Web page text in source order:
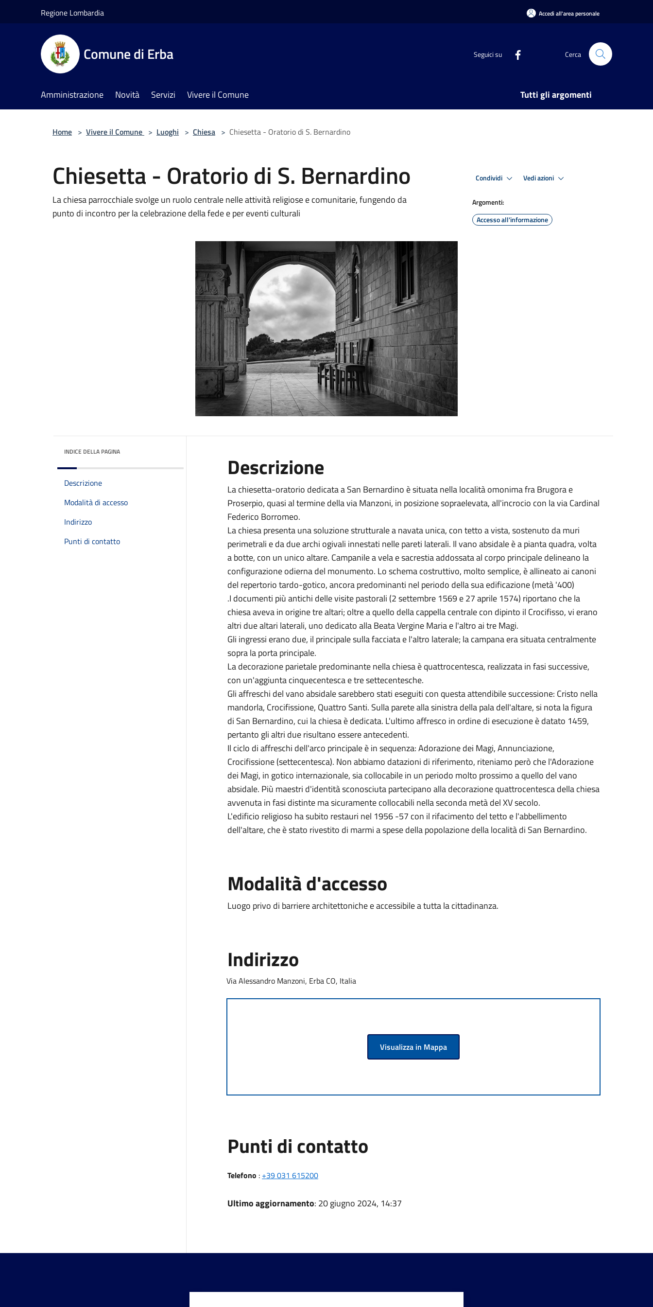
Regione Lombardia Accedi all'area personale
Comune di Erba Seguici su Cerca
Amministrazione Novità Servizi Vivere il Comune Tutti gli argomenti
Home > Vivere il Comune > Luoghi > Chiesa > Chiesetta - Oratorio di S. Bernardino
Chiesetta - Oratorio di S. Bernardino
La chiesa parrocchiale svolge un ruolo centrale nelle attività religiose e comunitarie, fungendo da
punto di incontro per la celebrazione della fede e per eventi culturali
Condividi Vedi azioni
Argomenti:
Accesso all'informazione
INDICE DELLA PAGINA
Descrizione
Modalità di accesso
Indirizzo
Punti di contatto
Descrizione
La chiesetta-oratorio dedicata a San Bernardino è situata nella località omonima fra Brugora e
Proserpio, quasi al termine della via Manzoni, in posizione sopraelevata, all'incrocio con la via Cardinal
Federico Borromeo.
La chiesa presenta una soluzione strutturale a navata unica, con tetto a vista, sostenuto da muri
perimetrali e da due archi ogivali innestati nelle pareti laterali. Il vano absidale è a pianta quadra, volta
a botte, con un unico altare. Campanile a vela e sacrestia addossata al corpo principale delineano la
configurazione odierna del monumento. Lo schema costruttivo, molto semplice, è allineato ai canoni
del repertorio tardo-gotico, ancora predominanti nel periodo della sua edificazione (metà '400)
.I documenti più antichi delle visite pastorali (2 settembre 1569 e 27 aprile 1574) riportano che la
chiesa aveva in origine tre altari; oltre a quello della cappella centrale con dipinto il Crocifisso, vi erano
altri due altari laterali, uno dedicato alla Beata Vergine Maria e l'altro ai tre Magi.
Gli ingressi erano due, il principale sulla facciata e l'altro laterale; la campana era situata centralmente
sopra la porta principale.
La decorazione parietale predominante nella chiesa è quattrocentesca, realizzata in fasi successive,
con un'aggiunta cinquecentesca e tre settecentesche.
Gli affreschi del vano absidale sarebbero stati eseguiti con questa attendibile successione: Cristo nella
mandorla, Crocifissione, Quattro Santi. Sulla parete alla sinistra della pala dell'altare, si nota la figura
di San Bernardino, cui la chiesa è dedicata. L'ultimo affresco in ordine di esecuzione è datato 1459,
pertanto gli altri due risultano essere antecedenti.
Il ciclo di affreschi dell'arco principale è in sequenza: Adorazione dei Magi, Annunciazione,
Crocifissione (settecentesca). Non abbiamo datazioni di riferimento, riteniamo però che l'Adorazione
dei Magi, in gotico internazionale, sia collocabile in un periodo molto prossimo a quello del vano
absidale. Più maestri d'identità sconosciuta partecipano alla decorazione quattrocentesca della chiesa
avvenuta in fasi distinte ma sicuramente collocabili nella seconda metà del XV secolo.
L'edificio religioso ha subito restauri nel 1956 -57 con il rifacimento del tetto e l'abbellimento
dell'altare, che è stato rivestito di marmi a spese della popolazione della località di San Bernardino.
Modalità d'accesso
Luogo privo di barriere architettoniche e accessibile a tutta la cittadinanza.
Indirizzo
Via Alessandro Manzoni, Erba CO, Italia
Visualizza in Mappa
Punti di contatto
Telefono : +39 031 615200
Ultimo aggiornamento: 20 giugno 2024, 14:37